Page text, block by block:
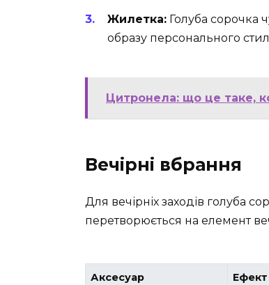
Жилетка: Голуба сорочка
образу персонального
Цитронела: що це таке,
Вечірні вбрання
Для вечірніх заходів голуба
перетворюється на елемент
Аксесуар Ефект